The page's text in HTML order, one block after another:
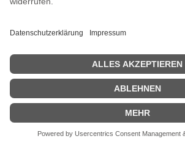
Sagen Sie, welchen Wert diese
für den Kunden hat.